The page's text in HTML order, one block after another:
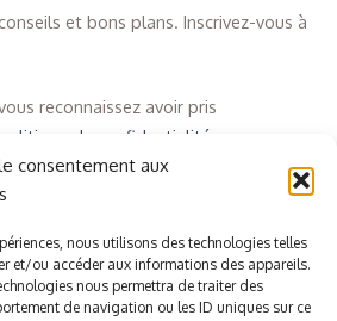
consentement aux
nous utilisons des technologies telles
et/ou accéder aux informations des appareils.
nous permettra de traiter des
de navigation ou les ID uniques sur ce
et bons plans. Inscrivez-vous à
reconnaissez avoir pris
politique de confidentialité